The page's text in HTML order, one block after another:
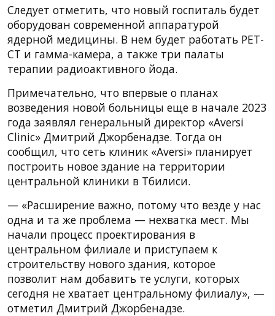
Следует отметить, что новый госпиталь будет
оборудован современной аппаратурой
ядерной медицины. В нем будет работать PET-
CT и гамма-камера, а также три палаты
терапии радиоактивного йода.
Примечательно, что впервые о планах
возведения новой больницы еще в начале 2023
года заявлял генеральный директор «Aversi
Clinic» Дмитрий Джорбенадзе. Тогда он
сообщил, что сеть клиник «Aversi» планирует
построить новое здание на территории
центральной клиники в Тбилиси.
— «Расширение важно, потому что везде у нас
одна и та же проблема — нехватка мест. Мы
начали процесс проектирования в
центральном филиале и приступаем к
строительству нового здания, которое
позволит нам добавить те услуги, которых
сегодня не хватает центральному филиалу», —
отметил Дмитрий Джорбенадзе.